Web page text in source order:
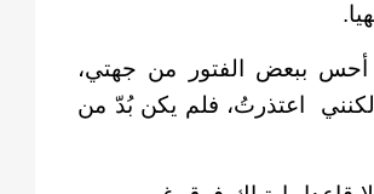
أحس ببعض الفتور من جهتي،
اعتذرتُ، فلم يكن بُدّ من